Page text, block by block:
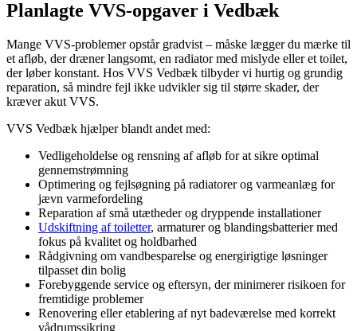
Planlagte VVS-opgaver i Vedbæk
Mange VVS-problemer opstår gradvist – måske lægger du mærke til
et afløb, der dræner langsomt, en radiator med mislyde eller et toilet,
der løber konstant. Hos VVS Vedbæk tilbyder vi hurtig og grundig
reparation, så mindre fejl ikke udvikler sig til større skader, der
kræver akut VVS.
VVS Vedbæk hjælper blandt andet med:
Vedligeholdelse og rensning af afløb for at sikre optimal
gennemstrømning
Optimering og fejlsøgning på radiatorer og varmeanlæg for
jævn varmefordeling
Reparation af små utætheder og dryppende installationer
Udskiftning af toiletter, armaturer og blandingsbatterier med
fokus på kvalitet og holdbarhed
Rådgivning om vandbesparelse og energirigtige løsninger
tilpasset din bolig
Forebyggende service og eftersyn, der minimerer risikoen for
fremtidige problemer
Renovering eller etablering af nyt badeværelse med korrekt
vådrumssikring